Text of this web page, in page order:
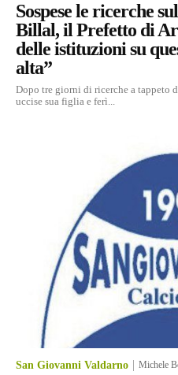
Sospese le ricerche
Billal, il Prefetto di
delle istituzioni su
alta”
Dopo tre giorni di ricerche a tappeto
uccise sua figlia e ferì...
San Giovanni Valdarno Michele